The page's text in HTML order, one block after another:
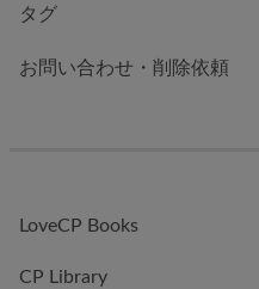
タグ
お問い合わせ・削除依頼
LoveCP Books
CP Library